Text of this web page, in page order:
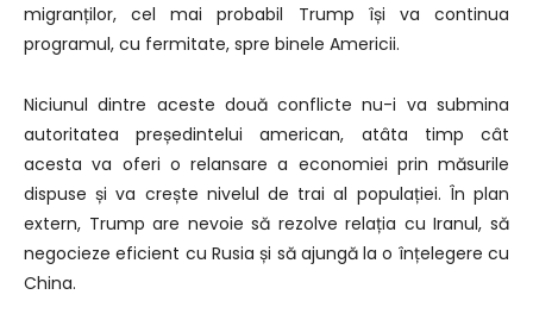
migranților, cel mai probabil Trump își va continua
programul, cu fermitate, spre binele Americii.
Niciunul dintre aceste două conflicte nu-i va submina
autoritatea președintelui american, atâta timp cât
acesta va oferi o relansare a economiei prin măsurile
dispuse și va crește nivelul de trai al populației. În plan
extern, Trump are nevoie să rezolve relația cu Iranul, să
negocieze eficient cu Rusia și să ajungă la o înțelegere cu
China.